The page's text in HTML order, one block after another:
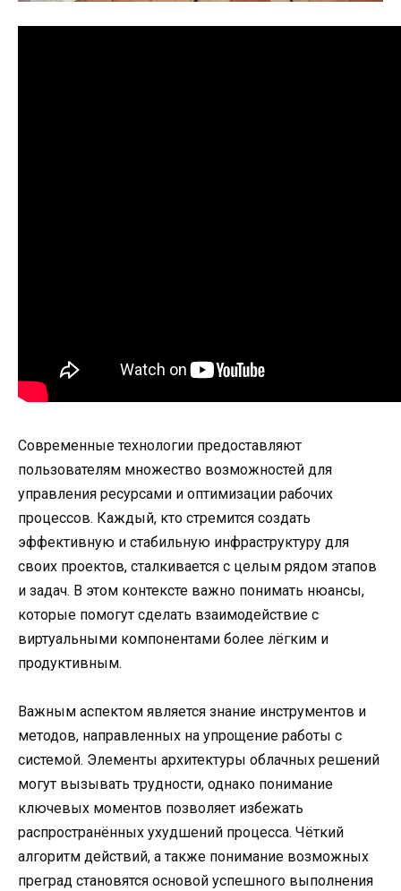
Современные технологии предоставляют
пользователям множество возможностей для
управления ресурсами и оптимизации рабочих
процессов. Каждый, кто стремится создать
эффективную и стабильную инфраструктуру для
своих проектов, сталкивается с целым рядом этапов
и задач. В этом контексте важно понимать нюансы,
которые помогут сделать взаимодействие с
виртуальными компонентами более лёгким и
продуктивным.
Важным аспектом является знание инструментов и
методов, направленных на упрощение работы с
системой. Элементы архитектуры облачных решений
могут вызывать трудности, однако понимание
ключевых моментов позволяет избежать
распространённых ухудшений процесса. Чёткий
алгоритм действий, а также понимание возможных
преград становятся основой успешного выполнения